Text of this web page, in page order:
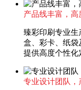
产品线丰富，
臻彩印刷专业
盒、彩卡、纸袋
提供高度个性化
专业设计团队，